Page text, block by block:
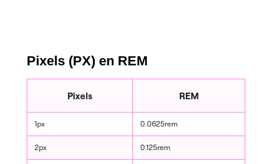
Pixels (PX) en REM
Pixels REM
1px 0.0625rem
2px 0.125rem